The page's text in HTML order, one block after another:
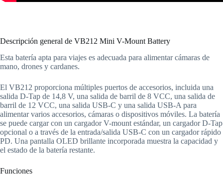
Descripción general de VB212 Mini V-Mount Battery
Esta batería apta para viajes es adecuada para alimentar cámaras de
mano, drones y cardanes.
El VB212 proporciona múltiples puertos de accesorios, incluida una
salida D-Tap de 14,8 V, una salida de barril de 8 VCC, una salida de
barril de 12 VCC, una salida USB-C y una salida USB-A para
alimentar varios accesorios, cámaras o dispositivos móviles. La batería
se puede cargar con un cargador V-mount estándar, un cargador D-Tap
opcional o a través de la entrada/salida USB-C con un cargador rápido
PD. Una pantalla OLED brillante incorporada muestra la capacidad y
el estado de la batería restante.
Funciones